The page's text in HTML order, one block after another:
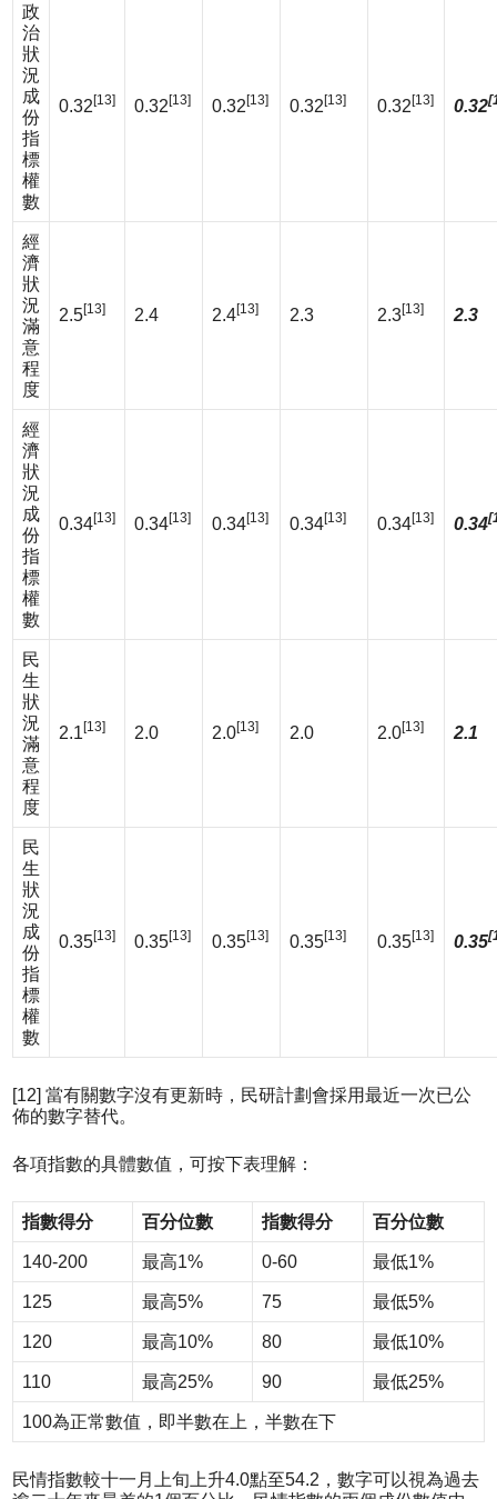
政
治
狀
況
成
份
指
標
權
數
0.32 [13] 0.32 [13] 0.32 [13] 0.32 [13] 0.32 [13] 0.32
經
濟
狀
況
滿
意
程
度
2.5[13] 2.4 2.4[13] 2.3 2.3[13] 2.3
經
濟
狀
況
成
份
指
標
權
數
0.34[13] 0.34[13] 0.34[13] 0.34[13] 0.34[13] 0.34
民
生
狀
況
滿
意
程
度
2.1 [13] 2.0 2.0[13] 2.0 2.0[13] 2.1
民
生
狀
況
成
份
指
標
權
數
0.35[13] 0.35[13] 0.35[13] 0.35[13] 0.35[13] 0.35
[12] 當有關數字沒有更新時，民研計劃會採用最近一次已公
佈的數字替代。
各項指數的具體數值，可按下表理解：
指數得分 百分位數 指數得分 百分位數
140-200 最高1% 0-60 最低1%
125 最高5% 75 最低5%
120 最高10% 80 最低10%
110 最高25% 90 最低25%
100為正常數值，即半數在上，半數在下
民情指數較十一月上旬上升4.0點至54.2，數字可以視為過去